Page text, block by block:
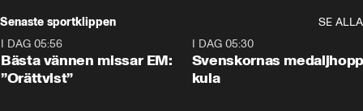
Senaste sportklippen
SE ALLA
I DAG 05:56
Bästa vännen missar EM:
”Orättvist”
I DAG 05:30
Svenskornas
kula